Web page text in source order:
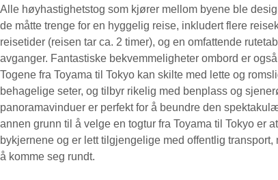
Alle høyhastighetstog som kjører mellom byene ble
de måtte trenge for en hyggelig reise, inkludert flere
reisetider (reisen tar ca. 2 timer), og en omfattende
avganger. Fantastiske bekvemmeligheter ombord er
Togene fra Toyama til Tokyo kan skilte med lette og
behagelige seter, og tilbyr rikelig med benplass og
panoramavinduer er perfekt for å beundre den
annen grunn til å velge en togtur fra Toyama til Tokyo er
bykjernene og er lett tilgjengelige med offentlig
å komme seg rundt.